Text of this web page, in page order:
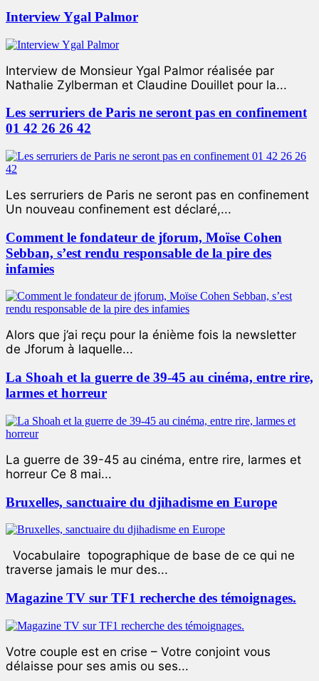
Interview Ygal Palmor
Interview de Monsieur Ygal Palmor réalisée par
Nathalie Zylberman et Claudine Douillet pour la...
Les serruriers de Paris ne seront pas en confinement
01 42 26 26 42
Les serruriers de Paris ne seront pas en confinement
Un nouveau confinement est déclaré,...
Comment le fondateur de jforum, Moïse Cohen
Sebban, s’est rendu responsable de la pire des
infamies
Alors que j’ai reçu pour la énième fois la newsletter
de Jforum à laquelle...
La Shoah et la guerre de 39-45 au cinéma, entre rire,
larmes et horreur
La guerre de 39-45 au cinéma, entre rire, larmes et
horreur Ce 8 mai...
Bruxelles, sanctuaire du djihadisme en Europe
Vocabulaire topographique de base de ce qui ne
traverse jamais le mur des...
Magazine TV sur TF1 recherche des témoignages.
Votre couple est en crise – Votre conjoint vous
délaisse pour ses amis ou ses...